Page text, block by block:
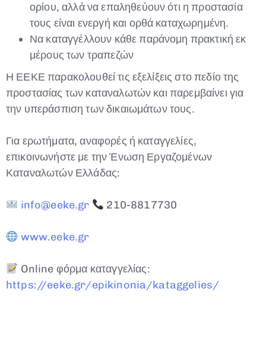
ορίου, αλλά να επαληθεύουν ότι η προστασία
τους είναι ενεργή και ορθά καταχωρημένη.
Να καταγγέλλουν κάθε παράνομη πρακτική εκ
μέρους των τραπεζών
Η ΕΕΚΕ παρακολουθεί τις εξελίξεις στο πεδίο της
προστασίας των καταναλωτών και παρεμβαίνει για
την υπεράσπιση των δικαιωμάτων τους.
Για ερωτήματα, αναφορές ή καταγγελίες,
επικοινωνήστε με την Ένωση Εργαζομένων
Καταναλωτών Ελλάδας:
info@eeke.gr 210-8817730
www.eeke.gr
Online φόρμα καταγγελίας:
https://eeke.gr/epikinonia/kataggelies/